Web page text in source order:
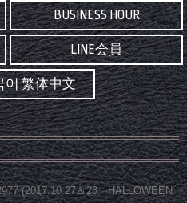
BUSINESS HOUR
LINE会員
어 繁体中文
(2017.10.27＆28 HALLOWEEN